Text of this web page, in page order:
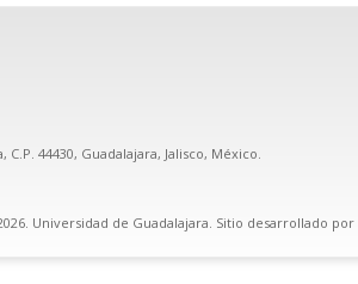
44430, Guadalajara, Jalisco, México.
Universidad de Guadalajara. Sitio desarrollado por